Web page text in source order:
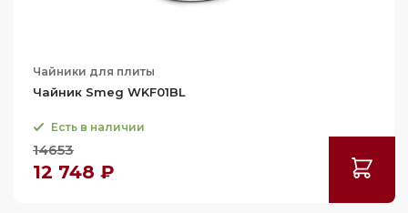
Чайники для плиты
Чайник Smeg WKF01BL
Есть в наличии
14653
12 748 ₽